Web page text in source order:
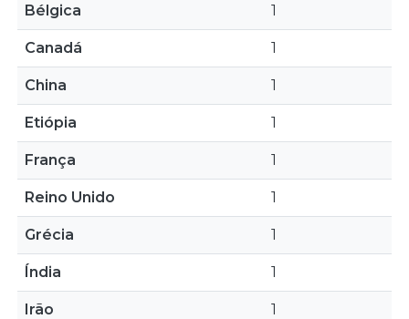
Bélgica 1
Canadá 1
China 1
Etiópia 1
França 1
Reino Unido 1
Grécia 1
Índia 1
Irão 1